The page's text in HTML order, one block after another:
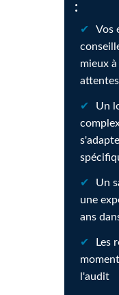
:
Vos
mieux
attentes
Un
Un
une
ans
Les
l'audit